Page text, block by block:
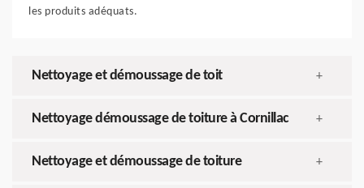
les produits adéquats.
Nettoyage et démoussage de toit +
Nettoyage démoussage de toiture à Cornillac +
Nettoyage et démoussage de toiture +